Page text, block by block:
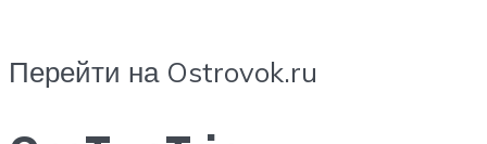
Перейти на Ostrovok.ru